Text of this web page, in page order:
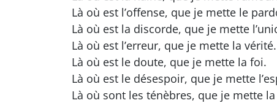
Là où est l’offense, que je mette le
Là où est la discorde, que je mette
Là où est l’erreur, que je mette la vérité.
Là où est le doute, que je mette la foi.
Là où est le désespoir, que je mette
Là où sont les ténèbres, que je mette